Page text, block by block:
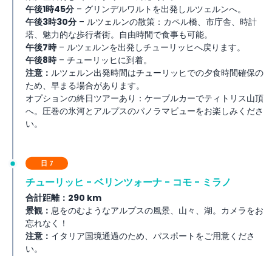
午後1時45分 – グリンデルワルトを出発しルツェルンへ。
午後3時30分 – ルツェルンの散策：カペル橋、市庁舎、時計
塔、魅力的な歩行者街。自由時間で食事も可能。
午後7時– ルツェルンを出発しチューリッヒへ戻ります。
午後8時– チューリッヒに到着。
注意： ルツェルン出発時間はチューリッヒでの夕食時間確保の
ため、早まる場合があります。
オプションの終日ツアーあり：ケーブルカーでティトリス山頂
へ。圧巻の氷河とアルプスのパノラマビューをお楽しみくださ
い。
日 7
チューリッヒ - ベリンツォーナ - コモ - ミラノ
合計距離：290 km
景観： 息をのむようなアルプスの風景、山々、湖。カメラをお
忘れなく！
注意： イタリア国境通過のため、パスポートをご用意くださ
い。